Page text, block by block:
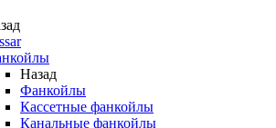
Назад
Фанкойлы
Кассетные фанкойлы
Канальные фанкойлы